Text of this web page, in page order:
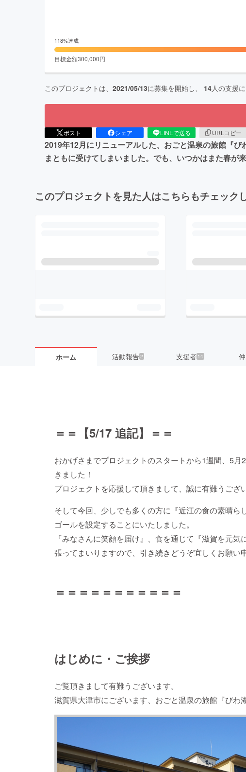
118%達成
目標金額300,000円
このプロジェクトは、 2021/05/13に募集を開始し、 14人の支援
ポスト シェア LINEで送る URLコピー
2019年12月にリニューアルした、おごと温泉の旅館『
まともに受けてしまいました。でも、いつかはまた春が
このプロジェクトを見た人はこちらもチェック
ホーム 活動報告2 支援者 14
＝＝【5/17 追記】＝＝
おかげさまでプロジェクトのスタートから1週間、5
きました！
プロジェクトを応援して頂きまして、誠に有難うござ
そして今回、少しでも多くの方に『近江の食の素晴ら
ゴールを設定することにいたしました。
『みなさんに笑顔を届け』、食を通じて『滋賀を元
張ってまいりますので、引き続きどうぞ宜しくお願い
＝＝＝＝＝＝＝＝＝＝＝
はじめに・ご挨拶
ご覧頂きまして有難うございます。
滋賀県大津市にございます、おごと温泉の旅館『びわ